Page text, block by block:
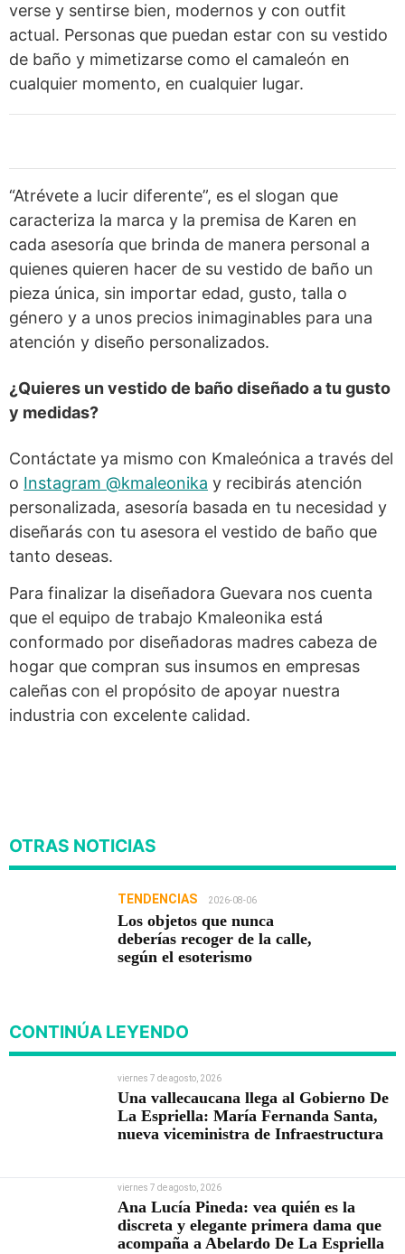
verse y sentirse bien, modernos y con outfit
actual. Personas que puedan estar con su vestido
de baño y mimetizarse como el camaleón en
cualquier momento, en cualquier lugar.
“Atrévete a lucir diferente”, es el slogan que
caracteriza la marca y la premisa de Karen en
cada asesoría que brinda de manera personal a
quienes quieren hacer de su vestido de baño un
pieza única, sin importar edad, gusto, talla o
género y a unos precios inimaginables para una
atención y diseño personalizados.
¿Quieres un vestido de baño diseñado a tu gusto
y medidas?
Contáctate ya mismo con Kmaleónica a través del
o Instagram @kmaleonika y recibirás atención
personalizada, asesoría basada en tu necesidad y
diseñarás con tu asesora el vestido de baño que
tanto deseas.
Para finalizar la diseñadora Guevara nos cuenta
que el equipo de trabajo Kmaleonika está
conformado por diseñadoras madres cabeza de
hogar que compran sus insumos en empresas
caleñas con el propósito de apoyar nuestra
industria con excelente calidad.
OTRAS NOTICIAS
TENDENCIAS 2026-08-06
Los objetos que nunca
deberías recoger de la calle,
según el esoterismo
CONTINÚA LEYENDO
viernes 7 de agosto, 2026
Una vallecaucana llega al Gobierno De
La Espriella: María Fernanda Santa,
nueva viceministra de Infraestructura
viernes 7 de agosto, 2026
Ana Lucía Pineda: vea quién es la
discreta y elegante primera dama que
acompaña a Abelardo De La Espriella